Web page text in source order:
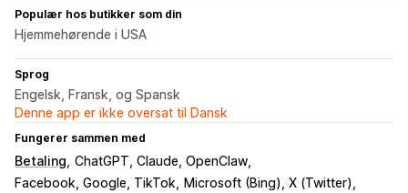
Populær hos butikker som din
Hjemmehørende i USA
Sprog
Engelsk, Fransk, og Spansk
Denne app er ikke oversat til Dansk
Fungerer sammen med
Betaling ChatGPT, Claude, OpenClaw
Facebook, Google, TikTok
Microsoft (Bing), X (Twitter)